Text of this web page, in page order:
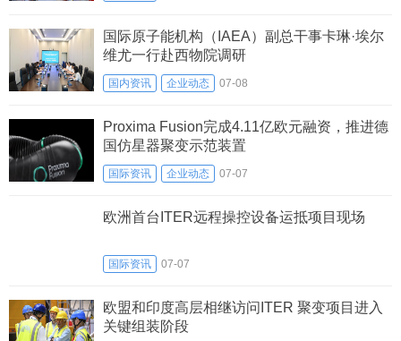
国际原子能机构（IAEA）副总干事卡琳·埃尔
维尤一行赴西物院调研
国内资讯 企业动态 07-08
Proxima Fusion完成4.11亿欧元融资，推进德
国仿星器聚变示范装置
国际资讯 企业动态 07-07
欧洲首台ITER远程操控设备运抵项目现场
国际资讯 07-07
欧盟和印度高层相继访问ITER 聚变项目进入
关键组装阶段